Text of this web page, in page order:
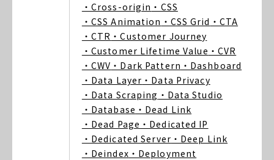
・Cross-origin ・CSS
・CSS Animation ・CSS Grid ・CTA
・CTR ・Customer Journey
・Customer Lifetime Value ・CVR
・CWV ・Dark Pattern ・Dashboard
・Data Layer ・Data Privacy
・Data Scraping ・Data Studio
・Database ・Dead Link
・Dead Page ・Dedicated IP
・Dedicated Server ・Deep Link
・Deindex ・Deployment